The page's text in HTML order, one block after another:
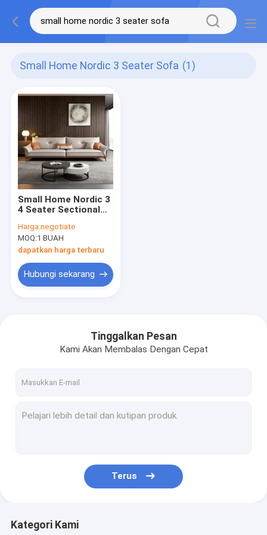
Small Home Nordic 3 Seater Sofa (1)
Small Home Nordic 3
4 Seater Sectional
Sapi Kulit
Harga:negotiate
MOQ:1 BUAH
dapatkan harga terbaru
Hubungi sekarang
Tinggalkan Pesan
Kami Akan Membalas Dengan Cepat
Terus
Kategori Kami